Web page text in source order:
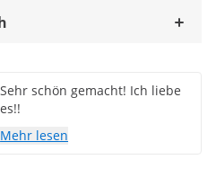
Sehr schön gemacht! Ich liebe
es!!
Mehr lesen